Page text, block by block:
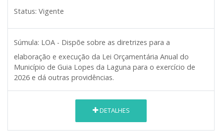
Status: Vigente
Súmula: LOA - Dispõe sobre as diretrizes para a
elaboração e execução da Lei Orçamentária Anual do
Município de Guia Lopes da Laguna para o exercício de
2026 e dá outras providências.
DETALHES